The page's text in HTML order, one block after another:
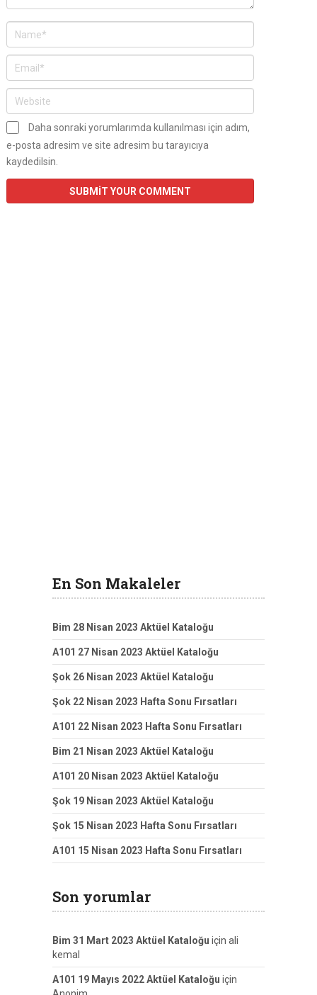
Daha sonraki yorumlarımda kullanılması için adım,
e-posta adresim ve site adresim bu tarayıcıya
kaydedilsin.
En Son Makaleler
Bim 28 Nisan 2023 Aktüel Kataloğu
A101 27 Nisan 2023 Aktüel Kataloğu
Şok 26 Nisan 2023 Aktüel Kataloğu
Şok 22 Nisan 2023 Hafta Sonu Fırsatları
A101 22 Nisan 2023 Hafta Sonu Fırsatları
Bim 21 Nisan 2023 Aktüel Kataloğu
A101 20 Nisan 2023 Aktüel Kataloğu
Şok 19 Nisan 2023 Aktüel Kataloğu
Şok 15 Nisan 2023 Hafta Sonu Fırsatları
A101 15 Nisan 2023 Hafta Sonu Fırsatları
Son yorumlar
Bim 31 Mart 2023 Aktüel Kataloğu için ali
kemal
A101 19 Mayıs 2022 Aktüel Kataloğu için